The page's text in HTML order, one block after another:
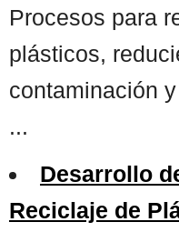
Procesos para
plásticos,
contaminación
...
Desarrollo
Reciclaje de